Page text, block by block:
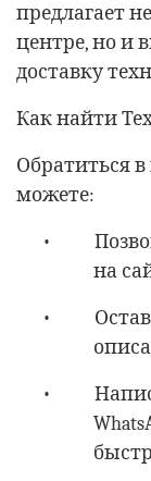
предлагает
центре, но и
доставку
Как найти
Обратиться
можете:
•
на
•
•